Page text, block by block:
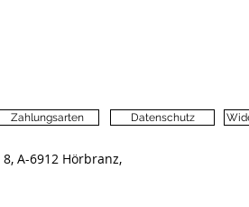
Zahlungsarten Datenschutz
A-6912 Hörbranz,